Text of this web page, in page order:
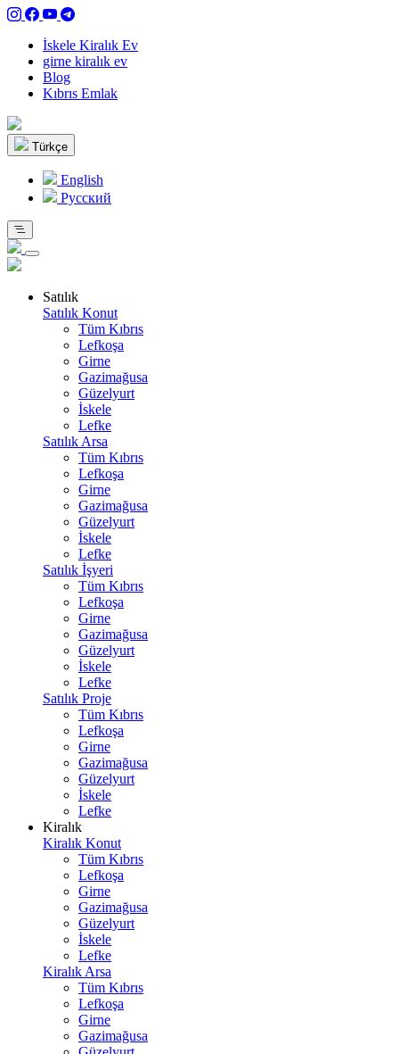
İskele Kiralık Ev
girne kiralık ev
Blog
Kıbrıs Emlak
Türkçe
English
Pусский
Satılık
Satılık Konut
Tüm Kıbrıs
Lefkoşa
Girne
Gazimağusa
Güzelyurt
İskele
Lefke
Satılık Arsa
Tüm Kıbrıs
Lefkoşa
Girne
Gazimağusa
Güzelyurt
İskele
Lefke
Satılık İşyeri
Tüm Kıbrıs
Lefkoşa
Girne
Gazimağusa
Güzelyurt
İskele
Lefke
Satılık Proje
Tüm Kıbrıs
Lefkoşa
Girne
Gazimağusa
Güzelyurt
İskele
Lefke
Kiralık
Kiralık Konut
Tüm Kıbrıs
Lefkoşa
Girne
Gazimağusa
Güzelyurt
İskele
Lefke
Kiralık Arsa
Tüm Kıbrıs
Lefkoşa
Girne
Gazimağusa